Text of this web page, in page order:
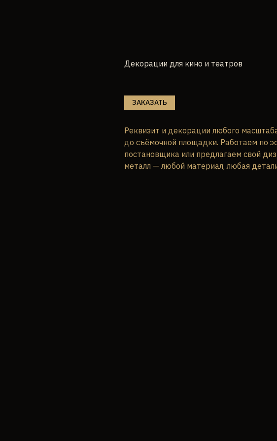
Декорации для кино и театров
ЗАКАЗАТЬ
Реквизит и декорации любого
до съёмочной площадки. Работаем по
постановщика или предлагаем свой
металл — любой материал, любая